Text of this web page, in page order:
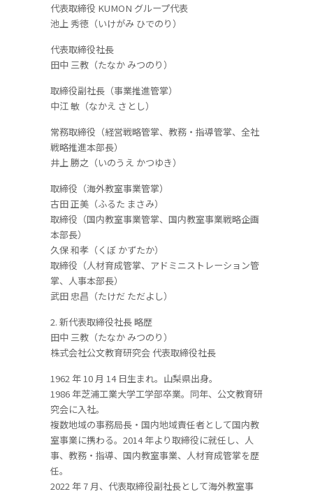
代表取締役 KUMON グループ代表
池上 秀徳（いけがみ ひでのり）
代表取締役社長
田中 三教（たなか みつのり）
取締役副社長（事業推進管掌）
中江 敏（なかえ さとし）
常務取締役（経営戦略管掌、教務・指導管掌、全社
戦略推進本部長）
井上 勝之（いのうえ かつゆき）
取締役（海外教室事業管掌）
古田 正美（ふるた まさみ）
取締役（国内教室事業管掌、国内教室事業戦略企画
本部長）
久保 和孝（くぼ かずたか）
取締役（人材育成管掌、アドミニストレーション管
掌、人事本部長）
武田 忠昌（たけだ ただよし）
2. 新代表取締役社長 略歴
田中 三教（たなか みつのり）
株式会社公文教育研究会 代表取締役社長
1962 年 10 月 14 日生まれ。山梨県出身。
1986 年芝浦工業大学工学部卒業。同年、公文教育研
究会に入社。
複数地域の事務局長・国内地域責任者として国内教
室事業に携わる。2014 年より取締役に就任し、人
事、教務・指導、国内教室事業、人材育成管掌を歴
任。
2022 年 7 月、代表取締役副社長として海外教室事